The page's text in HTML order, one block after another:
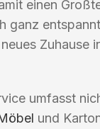
einen
ganz
Zuhause
umfasst
und